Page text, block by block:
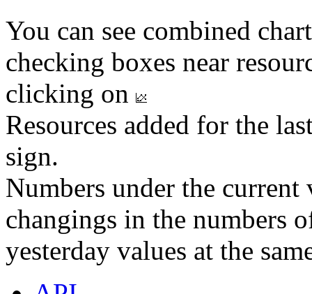
You can see combined
checking boxes near
clicking on
Resources added for the
sign.
Numbers under the
changings in the numbers
yesterday values at the